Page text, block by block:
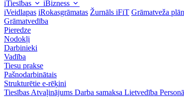
iTiesības
iBizness
iVeidlapas iRokasgrāmatas Žurnāls iFiT Grāmatveža
Grāmatvedība
Pieredze
Nodokļi
Darbinieki
Vadība
Tiesu prakse
Pašnodarbinātais
Strukturētie e-rēķini
Tiesības Atvaļinājums Darba samaksa Lietvedība